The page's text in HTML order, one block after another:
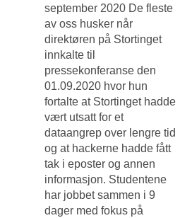
september 2020 De fleste
av oss husker når
direktøren på Stortinget
innkalte til
pressekonferanse den
01.09.2020 hvor hun
fortalte at Stortinget hadde
vært utsatt for et
dataangrep over lengre tid
og at hackerne hadde fått
tak i eposter og annen
informasjon. Studentene
har jobbet sammen i 9
dager med fokus på